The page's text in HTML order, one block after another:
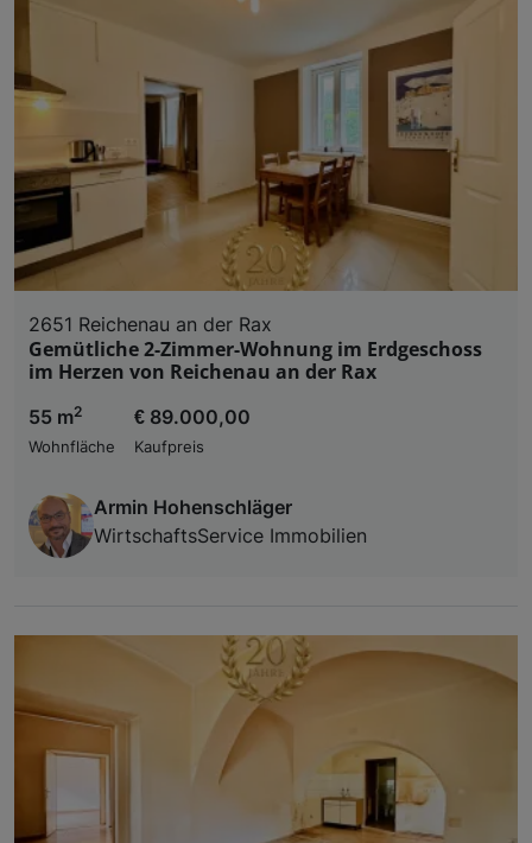
2651 Reichenau an der Rax
Gemütliche 2-Zimmer-Wohnung im Erdgeschoss
im Herzen von Reichenau an der Rax
55 m2
Wohnfläche
€ 89.000,00
Kaufpreis
Armin Hohenschläger
WirtschaftsService Immobilien